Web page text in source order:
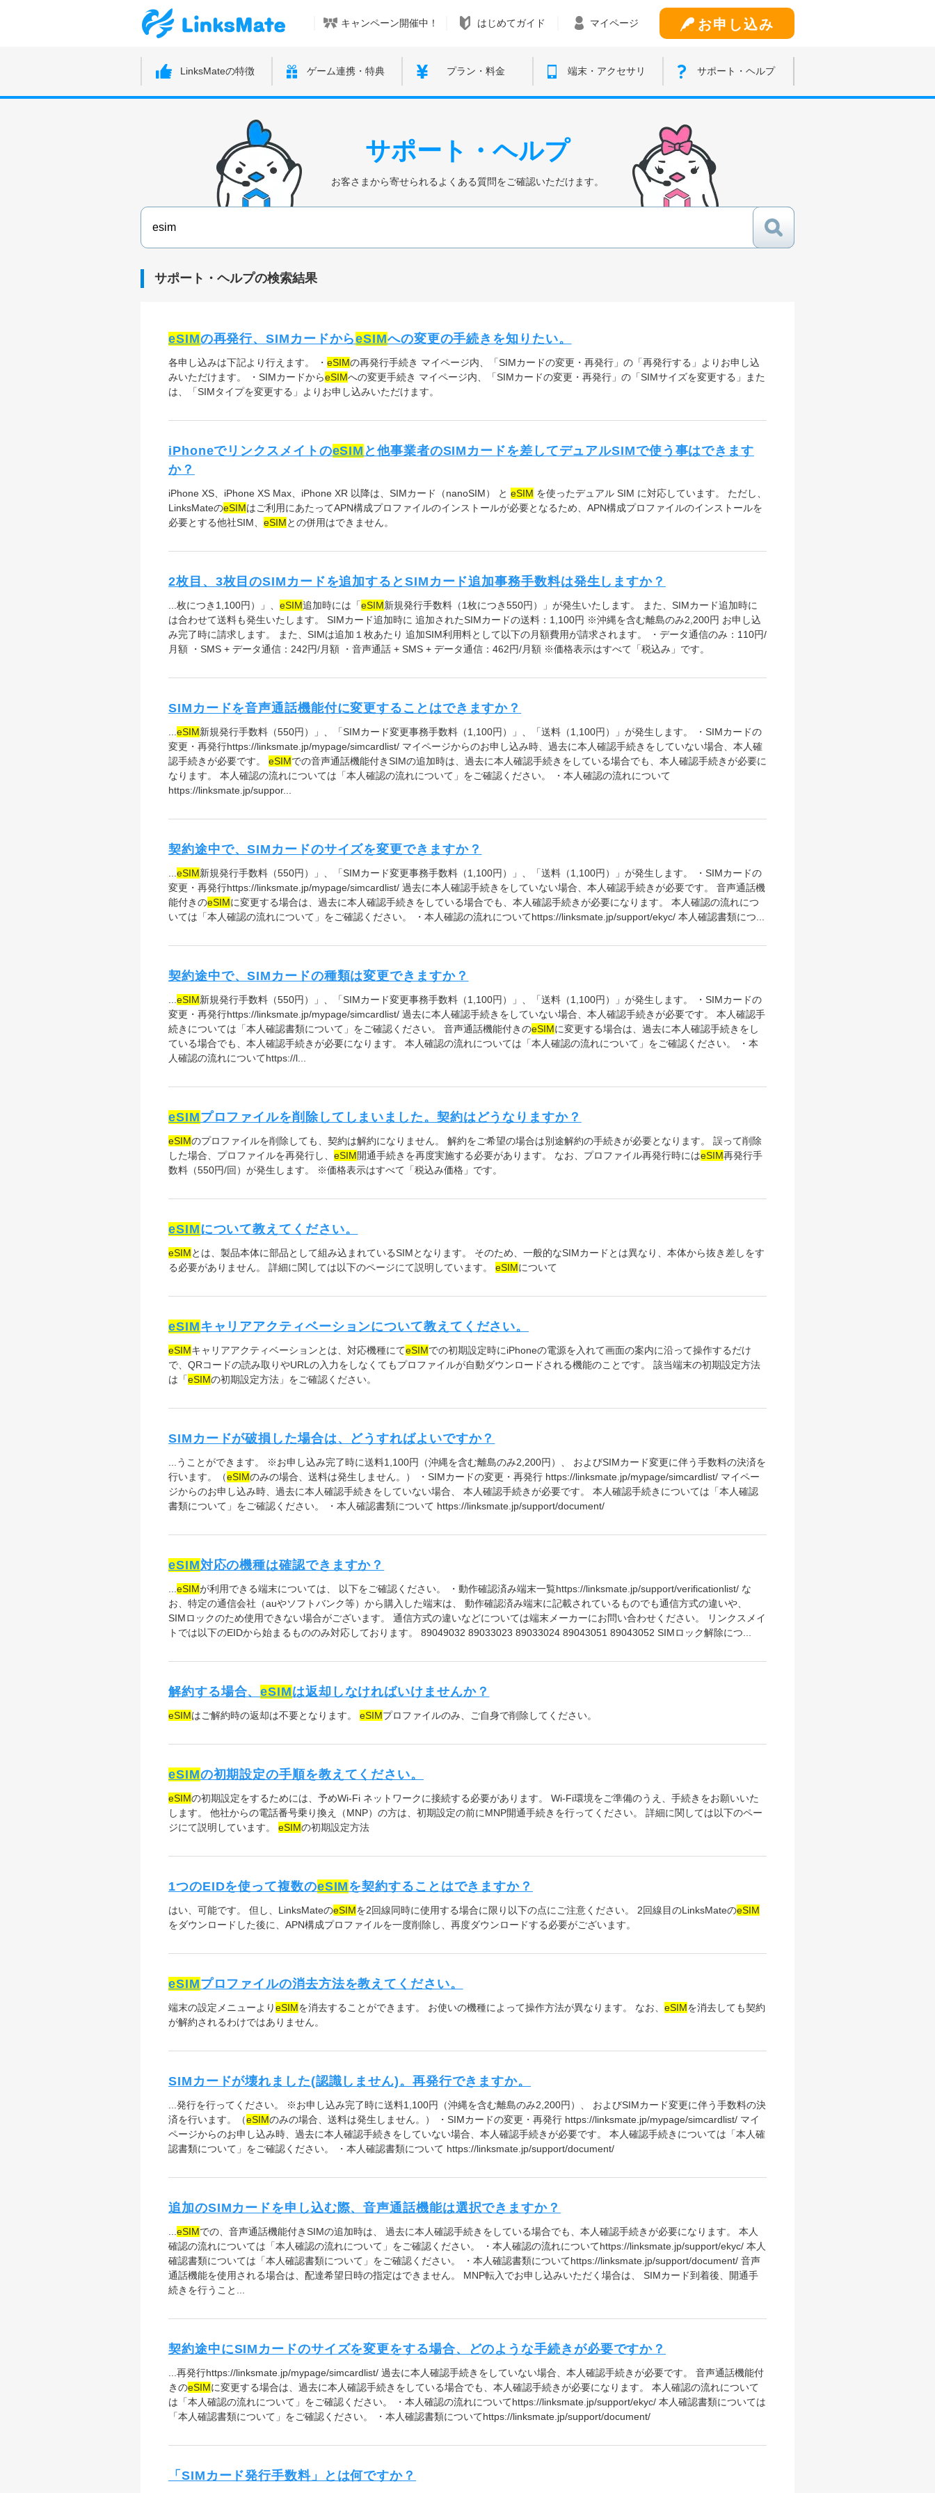
キャンペーン開催中！ はじめてガイド マイページ お申し込み
LinksMateの特徴 ゲーム連携・特典 プラン・料金 端末・アクセサリ サポート・ヘルプ
サポート・ヘルプ
お客さまから寄せられるよくある質問をご確認いただけます。
サポート・ヘルプの検索結果
eSIMの再発行、SIMカードからeSIMへの変更の手続きを知りたい。
各申し込みは下記より行えます。 ・ eSIMの再発行手続き マイページ内、「SIMカードの変更・再発行」の「再発行する」よりお申し込
みいただけます。 ・SIMカードからeSIMへの変更手続き マイページ内、「SIMカードの変更・再発行」の「SIMサイズを変更する」また
は、「SIMタイプを変更する」よりお申し込みいただけます。
iPhoneでリンクスメイトのeSIM と他事業者のSIMカードを差してデュアルSIMで使う事はできます
か？
iPhone XS、iPhone XS Max、iPhone XR 以降は、SIMカード（nanoSIM） と eSIM を使ったデュアル SIM に対応しています。 ただし、
LinksMateのeSIMはご利用にあたってAPN構成プロファイルのインストールが必要となるため、APN構成プロファイルのインストールを
必要とする他社SIM、 eSIMとの併用はできません。
2枚目、3枚目のSIMカードを追加するとSIMカード追加事務手数料は発生しますか？
...枚につき1,100円）」、 eSIM追加時には「eSIM新規発行手数料（1枚につき550円）」が発生いたします。 また、SIMカード追加時に
は合わせて送料も発生いたします。 SIMカード追加時に 追加されたSIMカードの送料：1,100円 ※沖縄を含む離島のみ2,200円 お申し込
み完了時に請求します。 また、SIMは追加１枚あたり 追加SIM利用料として以下の月額費用が請求されます。 ・データ通信のみ：110円/
月額 ・SMS + データ通信：242円/月額 ・音声通話 + SMS + データ通信：462円/月額 ※価格表示はすべて「税込み」です。
SIMカードを音声通話機能付に変更することはできますか？
eSIM新規発行手数料（550円）」、「SIMカード変更事務手数料（1,100円）」、「送料（1,100円）」が発生します。 ・SIMカードの
変更・再発行https://linksmate.jp/mypage/simcardlist/ マイページからのお申し込み時、過去に本人確認手続きをしていない場合、本人確
認手続きが必要です。 eSIMでの音声通話機能付きSIMの追加時は、過去に本人確認手続きをしている場合でも、本人確認手続きが必要に
なります。 本人確認の流れについては「本人確認の流れについて」をご確認ください。 ・本人確認の流れについて
https://linksmate.jp/suppor...
契約途中で、SIMカードのサイズを変更できますか？
eSIM新規発行手数料（550円）」、「SIMカード変更事務手数料（1,100円）」、「送料（1,100円）」が発生します。 ・SIMカードの
変更・再発行https://linksmate.jp/mypage/simcardlist/ 過去に本人確認手続きをしていない場合、本人確認手続きが必要です。 音声通話機
能付きのeSIMに変更する場合は、過去に本人確認手続きをしている場合でも、本人確認手続きが必要になります。 本人確認の流れにつ
いては「本人確認の流れについて」をご確認ください。 ・本人確認の流れについてhttps://linksmate.jp/support/ekyc/ 本人確認書類につ...
契約途中で、SIMカードの種類は変更できますか？
eSIM新規発行手数料（550円）」、「SIMカード変更事務手数料（1,100円）」、「送料（1,100円）」が発生します。 ・SIMカードの
変更・再発行https://linksmate.jp/mypage/simcardlist/ 過去に本人確認手続きをしていない場合、本人確認手続きが必要です。 本人確認手
続きについては「本人確認書類について」をご確認ください。 音声通話機能付きのeSIMに変更する場合は、過去に本人確認手続きをし
ている場合でも、本人確認手続きが必要になります。 本人確認の流れについては「本人確認の流れについて」をご確認ください。 ・本
人確認の流れについてhttps://l...
eSIMプロファイルを削除してしまいました。契約はどうなりますか？
eSIMのプロファイルを削除しても、契約は解約になりません。 解約をご希望の場合は別途解約の手続きが必要となります。 誤って削除
した場合、プロファイルを再発行し、 eSIM開通手続きを再度実施する必要があります。 なお、プロファイル再発行時にはeSIM再発行手
数料（550円/回）が発生します。 ※価格表示はすべて「税込み価格」です。
eSIMについて教えてください。
eSIMとは、製品本体に部品として組み込まれているSIMとなります。 そのため、一般的なSIMカードとは異なり、本体から抜き差しをす
る必要がありません。 詳細に関しては以下のページにて説明しています。 eSIMについて
eSIMキャリアアクティベーションについて教えてください。
eSIMキャリアアクティベーションとは、対応機種にてeSIMでの初期設定時にiPhoneの電源を入れて画面の案内に沿って操作するだけ
で、QRコードの読み取りやURLの入力をしなくてもプロファイルが自動ダウンロードされる機能のことです。 該当端末の初期設定方法
は「eSIMの初期設定方法」をご確認ください。
SIMカードが破損した場合は、どうすればよいですか？
...うことができます。 ※お申し込み完了時に送料1,100円（沖縄を含む離島のみ2,200円）、 およびSIMカード変更に伴う手数料の決済を
行います。（eSIMのみの場合、送料は発生しません。） ・SIMカードの変更・再発行 https://linksmate.jp/mypage/simcardlist/ マイペー
ジからのお申し込み時、過去に本人確認手続きをしていない場合、 本人確認手続きが必要です。 本人確認手続きについては「本人確認
書類について」をご確認ください。 ・本人確認書類について https://linksmate.jp/support/document/
eSIM対応の機種は確認できますか？
eSIMが利用できる端末については、 以下をご確認ください。 ・動作確認済み端末一覧https://linksmate.jp/support/verificationlist/ な
お、特定の通信会社（auやソフトバンク等）から購入した端末は、 動作確認済み端末に記載されているものでも通信方式の違いや、
SIMロックのため使用できない場合がございます。 通信方式の違いなどについては端末メーカーにお問い合わせください。 リンクスメイ
トでは以下のEIDから始まるもののみ対応しております。 89049032 89033023 89033024 89043051 89043052 SIMロック解除につ...
解約する場合、eSIMは返却しなければいけませんか？
eSIMはご解約時の返却は不要となります。 eSIMプロファイルのみ、ご自身で削除してください。
eSIMの初期設定の手順を教えてください。
eSIMの初期設定をするためには、予めWi-Fi ネットワークに接続する必要があります。 Wi-Fi環境をご準備のうえ、手続きをお願いいた
します。 他社からの電話番号乗り換え（MNP）の方は、初期設定の前にMNP開通手続きを行ってください。 詳細に関しては以下のペー
ジにて説明しています。 eSIMの初期設定方法
1つのEIDを使って複数のeSIMを契約することはできますか？
はい、可能です。 但し、LinksMateのeSIMを2回線同時に使用する場合に限り以下の点にご注意ください。 2回線目のLinksMateのeSIM
をダウンロードした後に、APN構成プロファイルを一度削除し、再度ダウンロードする必要がございます。
eSIMプロファイルの消去方法を教えてください。
端末の設定メニューよりeSIMを消去することができます。 お使いの機種によって操作方法が異なります。 なお、 eSIMを消去しても契約
が解約されるわけではありません。
SIMカードが壊れました(認識しません)。再発行できますか。
...発行を行ってください。 ※お申し込み完了時に送料1,100円（沖縄を含む離島のみ2,200円）、 およびSIMカード変更に伴う手数料の決
済を行います。（eSIMのみの場合、送料は発生しません。） ・SIMカードの変更・再発行 https://linksmate.jp/mypage/simcardlist/ マイ
ページからのお申し込み時、過去に本人確認手続きをしていない場合、本人確認手続きが必要です。 本人確認手続きについては「本人確
認書類について」をご確認ください。 ・本人確認書類について https://linksmate.jp/support/document/
追加のSIMカードを申し込む際、音声通話機能は選択できますか？
eSIMでの、音声通話機能付きSIMの追加時は、 過去に本人確認手続きをしている場合でも、本人確認手続きが必要になります。 本人
確認の流れについては「本人確認の流れについて」をご確認ください。 ・本人確認の流れについてhttps://linksmate.jp/support/ekyc/ 本人
確認書類については「本人確認書類について」をご確認ください。 ・本人確認書類についてhttps://linksmate.jp/support/document/ 音声
通話機能を使用される場合は、配達希望日時の指定はできません。 MNP転入でお申し込みいただく場合は、 SIMカード到着後、開通手
続きを行うこと...
契約途中にSIMカードのサイズを変更をする場合、どのような手続きが必要ですか？
...再発行https://linksmate.jp/mypage/simcardlist/ 過去に本人確認手続きをしていない場合、本人確認手続きが必要です。 音声通話機能付
きのeSIMに変更する場合は、過去に本人確認手続きをしている場合でも、本人確認手続きが必要になります。 本人確認の流れについて
は「本人確認の流れについて」をご確認ください。 ・本人確認の流れについてhttps://linksmate.jp/support/ekyc/ 本人確認書類については
「本人確認書類について」をご確認ください。 ・本人確認書類についてhttps://linksmate.jp/support/document/
「SIMカード発行手数料」とは何ですか？